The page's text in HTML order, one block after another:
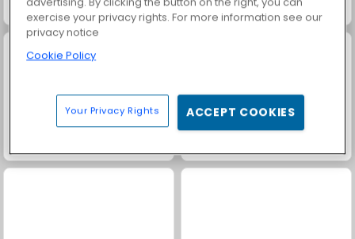
Juice Merge Grand Mahjong Connect
exercise your privacy rights. For more information see our
privacy notice
Cookie Policy
Your Privacy Rights ACCEPT COOKIES